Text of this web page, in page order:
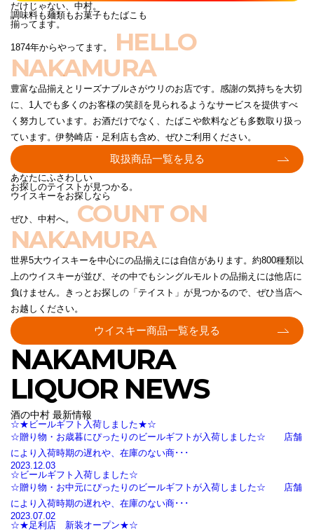
だけじゃない、中村。
調味料も麺類もお菓子もたばこも
揃ってます。
1874年からやってます。
HELLO
NAKAMURA
豊富な品揃えとリーズナブルさがウリのお店です。感謝の気持ちを大切
に、1人でも多くのお客様の笑顔を見られるようなサービスを提供すべ
く努力しています。お酒だけでなく、たばこや飲料なども多数取り扱っ
ています。伊勢崎店・足利店も含め、ぜひご利用ください。
取扱商品一覧を見る
あなたにふさわしい
お探しのテイストが見つかる。
ウイスキーをお探しなら
ぜひ、中村へ。 COUNT ON
NAKAMURA
世界5大ウイスキーを中心にの品揃えには自信があります。約800種類以
上のウイスキーが並び、その中でもシングルモルトの品揃えには他店に
負けません。きっとお探しの「テイスト」が見つかるので、ぜひ当店へ
お越しください。
ウイスキー商品一覧を見る
NAKAMURA
LIQUOR NEWS
酒の中村 最新情報
☆★ビールギフト入荷しました★☆
☆贈り物・お歳暮にぴったりのビールギフトが入荷しました☆ 店舗
により入荷時期の遅れや、在庫のない商･･･
2023.12.03
☆ビールギフト入荷しました☆
☆贈り物・お中元にぴったりのビールギフトが入荷しました☆ 店舗
により入荷時期の遅れや、在庫のない商･･･
2023.07.02
☆★足利店 新装オープン★☆